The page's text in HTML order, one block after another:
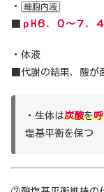
・ 細胞内液
ｐH６．０～７．４
・体液
■代謝の結果，酸が
・生体は炭酸を
塩基平衡を保つ